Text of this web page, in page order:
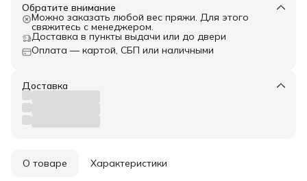
Обратите внимание
Можно заказать любой вес пряжи. Для этого
свяжитесь с менеджером.
Доставка в пункты выдачи или до двери
Оплата — картой, СБП или наличными
Доставка
О товаре Характеристики